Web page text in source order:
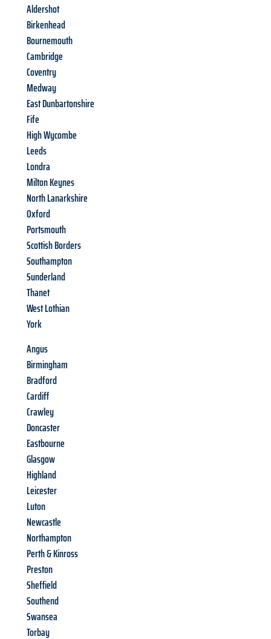
Aldershot
Birkenhead
Bournemouth
Cambridge
Coventry
Medway
East Dunbartonshire
Fife
High Wycombe
Leeds
Londra
Milton Keynes
North Lanarkshire
Oxford
Portsmouth
Scottish Borders
Southampton
Sunderland
Thanet
West Lothian
York
Angus
Birmingham
Bradford
Cardiff
Crawley
Doncaster
Eastbourne
Glasgow
Highland
Leicester
Luton
Newcastle
Northampton
Perth & Kinross
Preston
Sheffield
Southend
Swansea
Torbay